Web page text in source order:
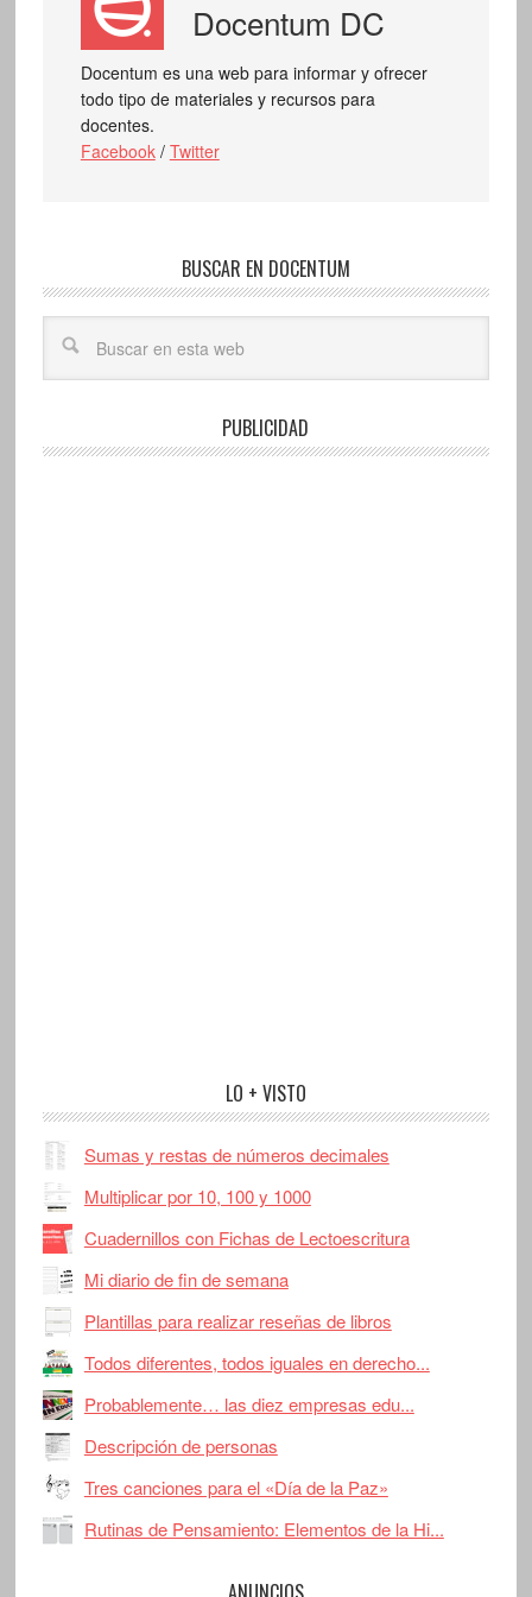
Docentum DC
Docentum es una web para informar y ofrecer
todo tipo de materiales y recursos para
docentes.
Facebook/ Twitter
BUSCAR EN DOCENTUM
PUBLICIDAD
LO + VISTO
Sumas y restas de números decimales
Multiplicar por 10, 100 y 1000
Cuadernillos con Fichas de Lectoescritura
Mi diario de fin de semana
Plantillas para realizar reseñas de libros
Todos diferentes, todos iguales en derecho...
Probablemente… las diez empresas edu...
Descripción de personas
Tres canciones para el «Día de la Paz»
Rutinas de Pensamiento: Elementos de la Hi...